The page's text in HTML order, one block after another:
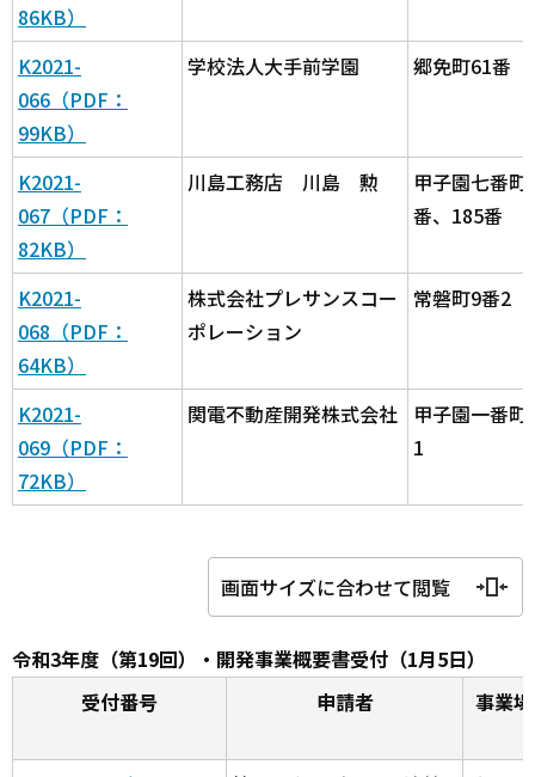
86KB）
K2021-
066（PDF：
99KB）
学校法人大手前学園 郷免町61番
K2021-
067（PDF：
82KB）
川島工務店 川島 勲
甲子園七番町
番、185番
K2021-
068（PDF：
64KB）
株式会社プレサンスコー
ポレーション
常磐町9番2
K2021-
069（PDF：
72KB）
関電不動産開発株式会社
甲子園一番町
1
画面サイズに合わせて閲覧
令和3年度（第19回）・開発事業概要書受付（1月5日）
受付番号
申請者 事業